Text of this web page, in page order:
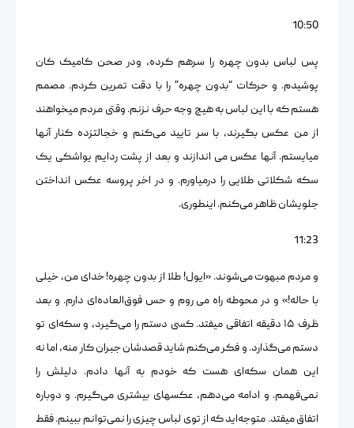
10:50
پس لباس بدون چهره را سرهم کرده، ودر صحن کامیک کان
پوشیدم. و حرکات “بدون چهره” را با دقت تمرین کردم. مصمم
هستم که با این لباس به هیچ وجه حرف نزنم. وقتی مردم میخواهند
از من عکس بگیرند، با سر تایید می‌کنم و خجالتزده کنار آنها
میایستم. آنها عکس می اندازند و بعد از پشت ردایم یواشکی یک
سکه شکلاتی طلایی را درمیاورم. و در اخر پروسه عکس انداختن
جلویشان ظاهر می‌کنم. اینطوری.
11:23
و مردم مبهوت می‌شوند. «ایول! طلا از بدون چهره! خدای من، خیلی
با حاله!» و در محوطه راه می روم و حس فوق‌العاده‌ای دارم. و بعد
ظرف ۱۵ دقیقه اتفاقی میفتد. کسی دستم را می‌گیرد، و سکه‌ای تو
دستم می‌گذارد. و فکر می‌کنم شاید قصدشان جبران کار منه، اما نه
این همان سکه‌ای هست که خودم به آنها دادم. دلیلش را
نمی‌فهمم. و ادامه می‌دهم، عکسهای بیشتری می‌گیرم. و دوباره
اتفاق میفتد. متوجه‌اید که از توی لباس چیزی را نمی‌توانم ببینم. فقط